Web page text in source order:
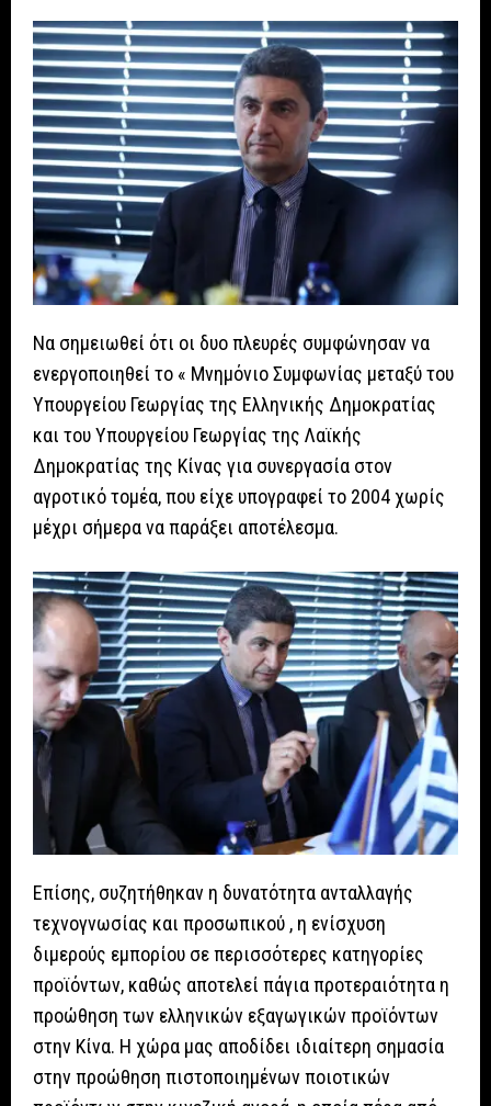
Να σημειωθεί ότι οι δυο πλευρές συμφώνησαν να
ενεργοποιηθεί το « Μνημόνιο Συμφωνίας μεταξύ του
Υπουργείου Γεωργίας της Ελληνικής Δημοκρατίας
και του Υπουργείου Γεωργίας της Λαϊκής
Δημοκρατίας της Κίνας για συνεργασία στον
αγροτικό τομέα, που είχε υπογραφεί το 2004 χωρίς
μέχρι σήμερα να παράξει αποτέλεσμα.
Επίσης, συζητήθηκαν η δυνατότητα ανταλλαγής
τεχνογνωσίας και προσωπικού , η ενίσχυση
διμερούς εμπορίου σε περισσότερες κατηγορίες
προϊόντων, καθώς αποτελεί πάγια προτεραιότητα η
προώθηση των ελληνικών εξαγωγικών προϊόντων
στην Κίνα. Η χώρα μας αποδίδει ιδιαίτερη σημασία
στην προώθηση πιστοποιημένων ποιοτικών